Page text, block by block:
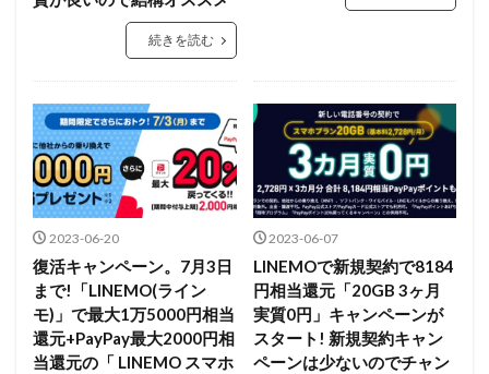
続きを読む
2023-06-20
復活キャンペーン。7月3日
まで!「LINEMO(ライン
モ)」で最大1万5000円相当
還元+PayPay最大2000円相
当還元の「 LINEMO スマホ
2023-06-07
LINEMOで新規契約で8184
円相当還元「20GB 3ヶ月
実質0円」キャンペーンが
スタート! 新規契約キャン
ペーンは少ないのでチャン